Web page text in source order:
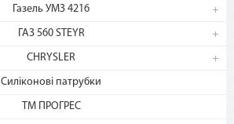
Газель УМЗ 4216
ГАЗ 560 STEYR
CHRYSLER
Силіконові патрубки
ТМ ПРОГРЕС